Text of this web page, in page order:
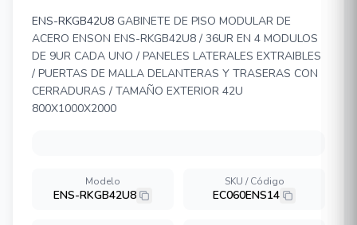
ENS-RKGB42U8 GABINETE DE PISO MODULAR DE
ACERO ENSON ENS-RKGB42U8 / 36UR EN 4 MODULOS
DE 9UR CADA UNO / PANELES LATERALES EXTRAIBLES
/ PUERTAS DE MALLA DELANTERAS Y TRASERAS CON
CERRADURAS / TAMAÑO EXTERIOR 42U
800X1000X2000
Modelo
ENS-RKGB42U8
SKU / Código
EC060ENS14